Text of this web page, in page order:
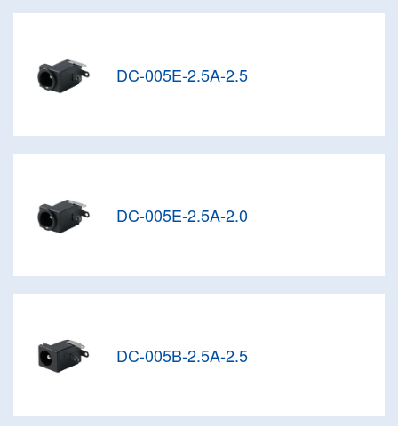
DC-005E-2.5A-2.5
DC-005E-2.5A-2.0
DC-005B-2.5A-2.5